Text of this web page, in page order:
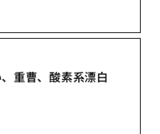
重曹、酸素系漂白